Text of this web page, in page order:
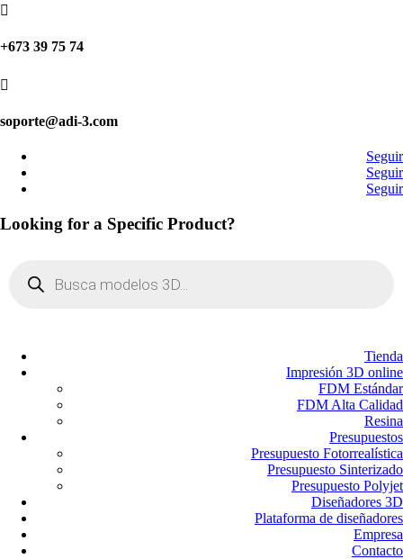

+673 39 75 74

soporte@adi-3.com
Seguir
Seguir
Seguir
Looking for a Specific Product?
productos
Tienda
Impresión 3D online
FDM Estándar
FDM Alta Calidad
Resina
Presupuestos
Presupuesto Fotorrealística
Presupuesto Sinterizado
Presupuesto Polyjet
Diseñadores 3D
Plataforma de diseñadores
Empresa
Contacto